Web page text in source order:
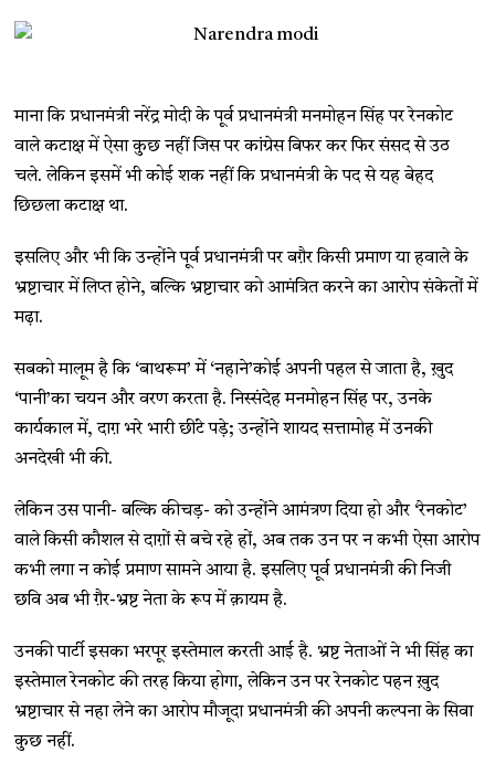
माना कि प्रधानमंत्री नरेंद्र मोदी के पूर्व प्रधानमंत्री मनमोहन सिंह पर रेनकोट
वाले कटाक्ष में ऐसा कुछ नहीं जिस पर कांग्रेस बिफर कर फिर संसद से उठ
चले. लेकिन इसमें भी कोई शक नहीं कि प्रधानमंत्री के पद से यह बेहद
छिछला कटाक्ष था.
इसलिए और भी कि उन्होंने पूर्व प्रधानमंत्री पर बग़ैर किसी प्रमाण या हवाले के
भ्रष्टाचार में लिप्त होने, बल्कि भ्रष्टाचार को आमंत्रित करने का आरोप संकेतों में
मढ़ा.
सबको मालूम है कि ‘बाथरूम’ में ‘नहाने’कोई अपनी पहल से जाता है, ख़ुद
‘पानी’का चयन और वरण करता है. निस्संदेह मनमोहन सिंह पर, उनके
कार्यकाल में, दाग़ भरे भारी छींटे पड़े; उन्होंने शायद सत्तामोह में उनकी
अनदेखी भी की.
लेकिन उस पानी- बल्कि कीचड़- को उन्होंने आमंत्रण दिया हो और ‘रेनकोट’
वाले किसी कौशल से दाग़ों से बचे रहे हों, अब तक उन पर न कभी ऐसा आरोप
कभी लगा न कोई प्रमाण सामने आया है. इसलिए पूर्व प्रधानमंत्री की निजी
छवि अब भी ग़ैर-भ्रष्ट नेता के रूप में क़ायम है.
उनकी पार्टी इसका भरपूर इस्तेमाल करती आई है. भ्रष्ट नेताओं ने भी सिंह का
इस्तेमाल रेनकोट की तरह किया होगा, लेकिन उन पर रेनकोट पहन ख़ुद
भ्रष्टाचार से नहा लेने का आरोप मौजूदा प्रधानमंत्री की अपनी कल्पना के सिवा
कुछ नहीं.